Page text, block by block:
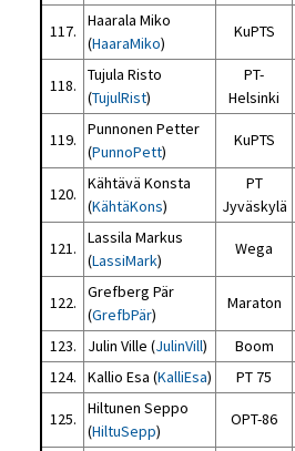
117.
Haarala Miko
(HaaraMiko)
KuPTS
118.
Tujula Risto
(TujulRist)
PT-
Helsinki
119.
Punnonen Petter
(PunnoPett)
KuPTS
120.
Kähtävä Konsta
(KähtäKons)
PT
Jyväskylä
121.
Lassila Markus
(LassiMark)
Wega
122.
Grefberg Pär
(GrefbPär)
Maraton
123. Julin Ville (JulinVill) Boom
124.
Kallio Esa (KalliEsa) PT 75
125.
Hiltunen Seppo
(HiltuSepp)
OPT-86